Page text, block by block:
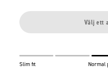
Välj ett
Slim fit Normal